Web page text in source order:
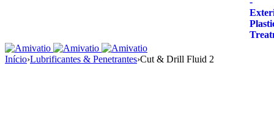
Início›Lubrificantes & Penetrantes›Cut & Drill Fluid 2